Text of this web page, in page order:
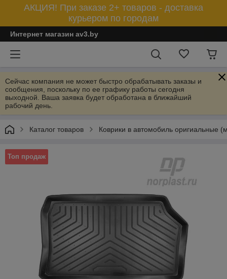
АКЦИЯ! При заказе 2+ товаров - доставка
курьером по городам
Интернет магазин av3.by
Сейчас компания не может быстро обрабатывать заказы и
сообщения, поскольку по ее графику работы сегодня
выходной. Ваша заявка будет обработана в ближайший
рабочий день.
Каталог товаров Коврики в автомобиль оригиальные
Топ продаж